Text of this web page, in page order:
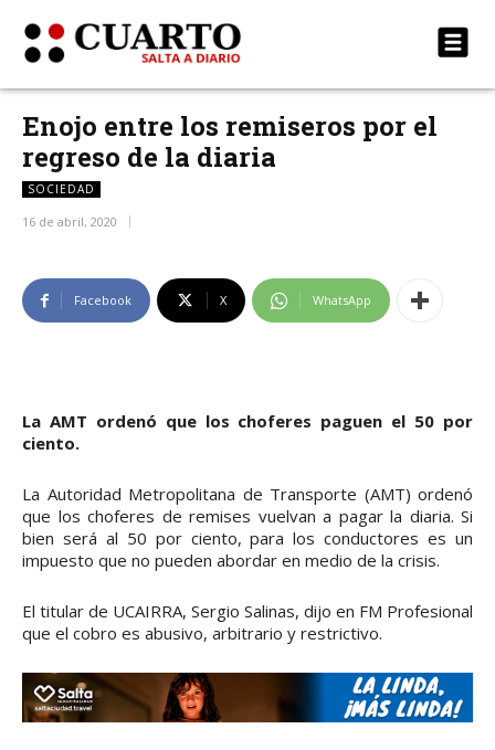
Enojo entre los remiseros por el
regreso de la diaria
SOCIEDAD
16 de abril, 2020
Facebook X WhatsApp
La AMT ordenó que los choferes paguen el 50 por
ciento.
La Autoridad Metropolitana de Transporte (AMT) ordenó
que los choferes de remises vuelvan a pagar la diaria. Si
bien será al 50 por ciento, para los conductores es un
impuesto que no pueden abordar en medio de la crisis.
El titular de UCAIRRA, Sergio Salinas, dijo en FM Profesional
que el cobro es abusivo, arbitrario y restrictivo.